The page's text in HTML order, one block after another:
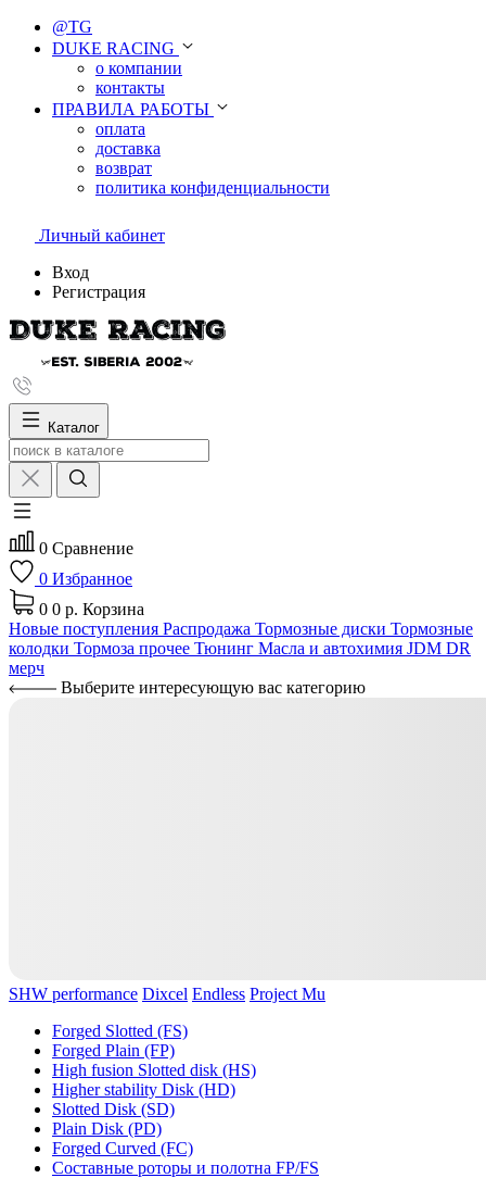
@TG
DUKE RACING
о компании
контакты
ПРАВИЛА РАБОТЫ
оплата
доставка
возврат
политика конфиденциальности
Личный кабинет
Вход
Регистрация
Каталог
0 Сравнение
0 Избранное
0 0 р. Корзина
Новые поступления Распродажа Тормозные диски Тормозные
колодки Тормоза прочее Тюнинг Масла и автохимия JDM DR
мерч
Выберите интересующую вас категорию
SHW performance Dixcel Endless Project Mu
Forged Slotted (FS)
Forged Plain (FP)
High fusion Slotted disk (HS)
Higher stability Disk (HD)
Slotted Disk (SD)
Plain Disk (PD)
Forged Curved (FC)
Составные роторы и полотна FP/FS